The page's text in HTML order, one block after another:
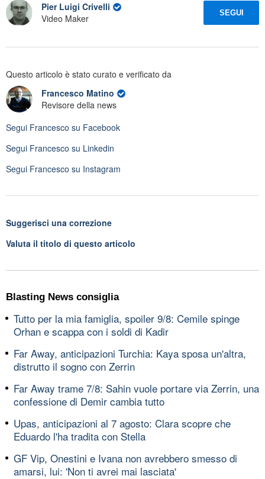
Pier Luigi Crivelli
Video Maker
SEGUI
Questo articolo è stato curato e verificato da
Francesco Matino
Revisore della news
Segui Francesco su Facebook
Segui Francesco su Linkedin
Segui Francesco su Instagram
Suggerisci una correzione
Valuta il titolo di questo articolo
Blasting News consiglia
Tutto per la mia famiglia, spoiler 9/8: Cemile spinge
Orhan e scappa con i soldi di Kadir
Far Away, anticipazioni Turchia: Kaya sposa un'altra,
distrutto il sogno con Zerrin
Far Away trame 7/8: Sahin vuole portare via Zerrin, una
confessione di Demir cambia tutto
Upas, anticipazioni al 7 agosto: Clara scopre che
Eduardo l'ha tradita con Stella
GF Vip, Onestini e Ivana non avrebbero smesso di
amarsi, lui: 'Non ti avrei mai lasciata'